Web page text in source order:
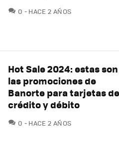
0 COMENTARIOS
HACE 2 AÑOS
Hot Sale 2024: estas son
las promociones de
Banorte para tarjetas de
crédito y débito
0 COMENTARIOS
HACE 2 AÑOS